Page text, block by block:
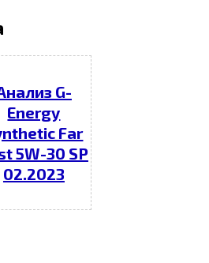
G-
Energy
Far
5W-30 SP
02.2023